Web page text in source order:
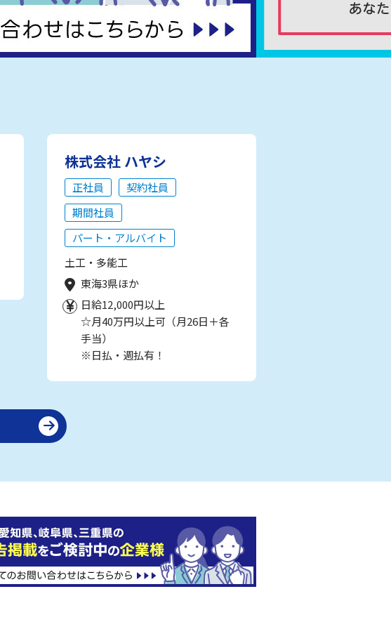
株式会社 ハヤシ
正社員
契約社員
期間社員
パート・アルバイト
土工・多能工
東海3県ほか
日給12,000円以上
☆月40万円以上可（月26日＋各
手当）
※日払・週払有！